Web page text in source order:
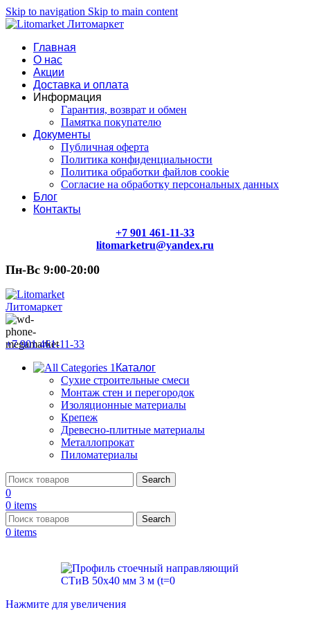
Skip to navigation Skip to main content
Главная
О нас
Акции
Доставка и оплата
Информация
Гарантия, возврат и обмен
Памятка покупателю
Документы
Публичная оферта
Политика конфиденциальности
Политика обработки файлов cookie
Согласие на обработку персональных данных
Блог
Контакты
+7 901 461-11-33
litomarketru@yandex.ru
Пн-Вс 9:00-20:00
+7 901 461-11-33
Каталог
Сухие строительные смеси
Монтаж стен и перегородок
Изоляционные материалы
Крепеж
Древесно-плитные материалы
Металлопрокат
Пиломатериалы
Search
0
0 items
Search
0 items
Нажмите для увеличения